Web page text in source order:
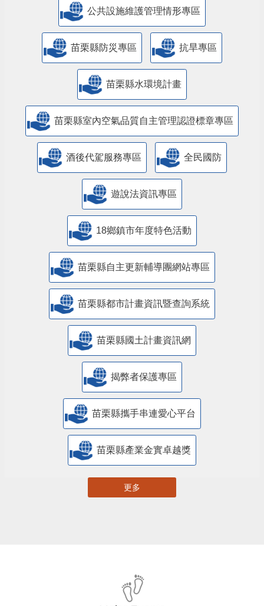
​公共設施維護管理情形專區
苗栗縣防災專區 抗旱專區
苗栗縣水環境計畫
苗栗縣室內空氣品質自主管理認證標章專區
酒後代駕服務專區 全民國防
遊說法資訊專區
18鄉鎮市年度特色活動
苗栗縣自主更新輔導團網站專區
苗栗縣都市計畫資訊暨查詢系統
苗栗縣國土計畫資訊網
揭弊者保護專區
苗栗縣攜手串連愛心平台
苗栗縣產業金實卓越獎
更多